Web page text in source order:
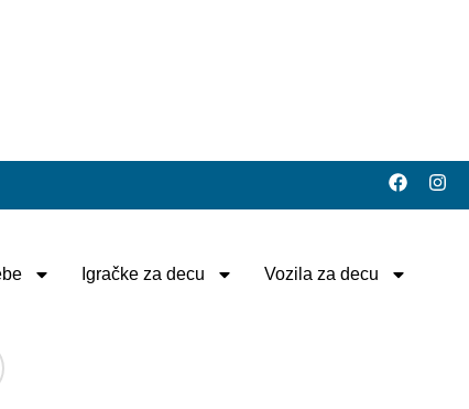
Igračke za decu Vozila za decu